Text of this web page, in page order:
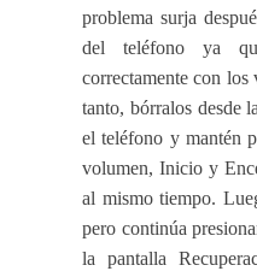
problema surja
del teléfono ya
correctamente con los
tanto, bórralos desde
el teléfono y mantén
volumen, Inicio y
al mismo tiempo.
pero continúa
la pantalla